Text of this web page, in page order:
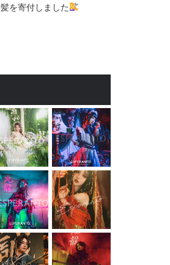
髪を寄付しました